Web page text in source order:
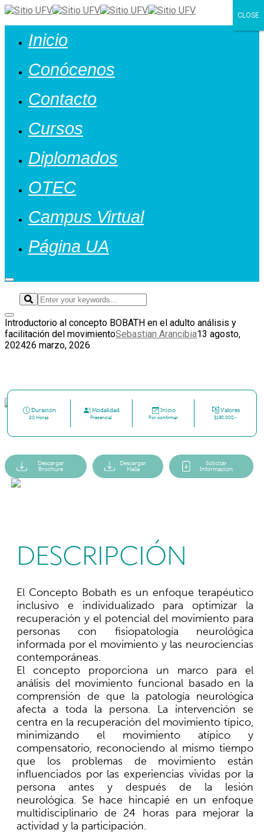
Inicio
Conócenos
Contacto
Cursos
Diplomados
OTEC
Campus Virtual
Página UA
Introductorio al concepto BOBATH en el adulto análisis y
facilitación del movimientoSebastian Arancibia13 agosto,
202426 marzo, 2026
Duración
20 Horas
Modalidad
Presencial
Inicio
Por confirmar
Valores
$190.000.-
Descargar
Brochure
Descargar
Malla
Solicitar
Información
DESCRIPCIÓN
El Concepto Bobath es un enfoque terapéutico
inclusivo e individualizado para optimizar la
recuperación y el potencial del movimiento para
personas con fisiopatología neurológica
informada por el movimiento y las neurociencias
contemporáneas.
El concepto proporciona un marco para el
análisis del movimiento funcional basado en la
comprensión de que la patología neurológica
afecta a toda la persona. La intervención se
centra en la recuperación del movimiento típico,
minimizando el movimiento atípico y
compensatorio, reconociendo al mismo tiempo
que los problemas de movimiento están
influenciados por las experiencias vividas por la
persona antes y después de la lesión
neurológica. Se hace hincapié en un enfoque
multidisciplinario de 24 horas para mejorar la
actividad y la participación.
Cerrar
CLOSE